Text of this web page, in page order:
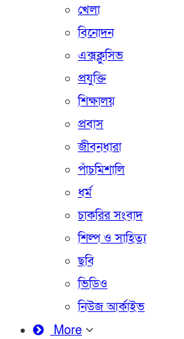
খেলা
বিনোদন
এক্সক্লুসিভ
প্রযুক্তি
শিক্ষালয়
প্রবাস
জীবনধারা
পাঁচমিশালি
ধর্ম
চাকরির সংবাদ
শিল্প ও সাহিত্য
ছবি
ভিডিও
নিউজ আর্কাইভ
More